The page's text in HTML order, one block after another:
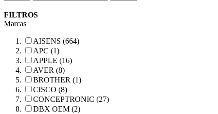
FILTROS
Marcas
AISENS (664)
APC (1)
APPLE (16)
AVER (8)
BROTHER (1)
CISCO (8)
CONCEPTRONIC (27)
DBX OEM (2)